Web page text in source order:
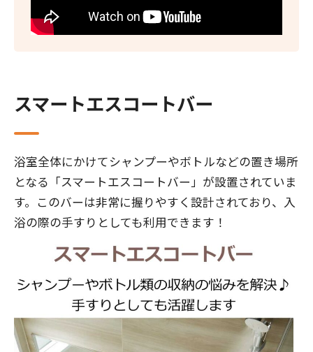
スマートエスコートバー
浴室全体にかけてシャンプーやボトルなどの置き場所
となる「スマートエスコートバー」が設置されていま
す。このバーは非常に握りやすく設計されており、入
浴の際の手すりとしても利用できます！